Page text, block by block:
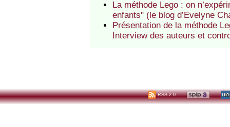
La méthode Lego : on
enfants" (le blog d’Evelyne
Présentation de la méthode
Interview des auteurs et
RSS 2.0